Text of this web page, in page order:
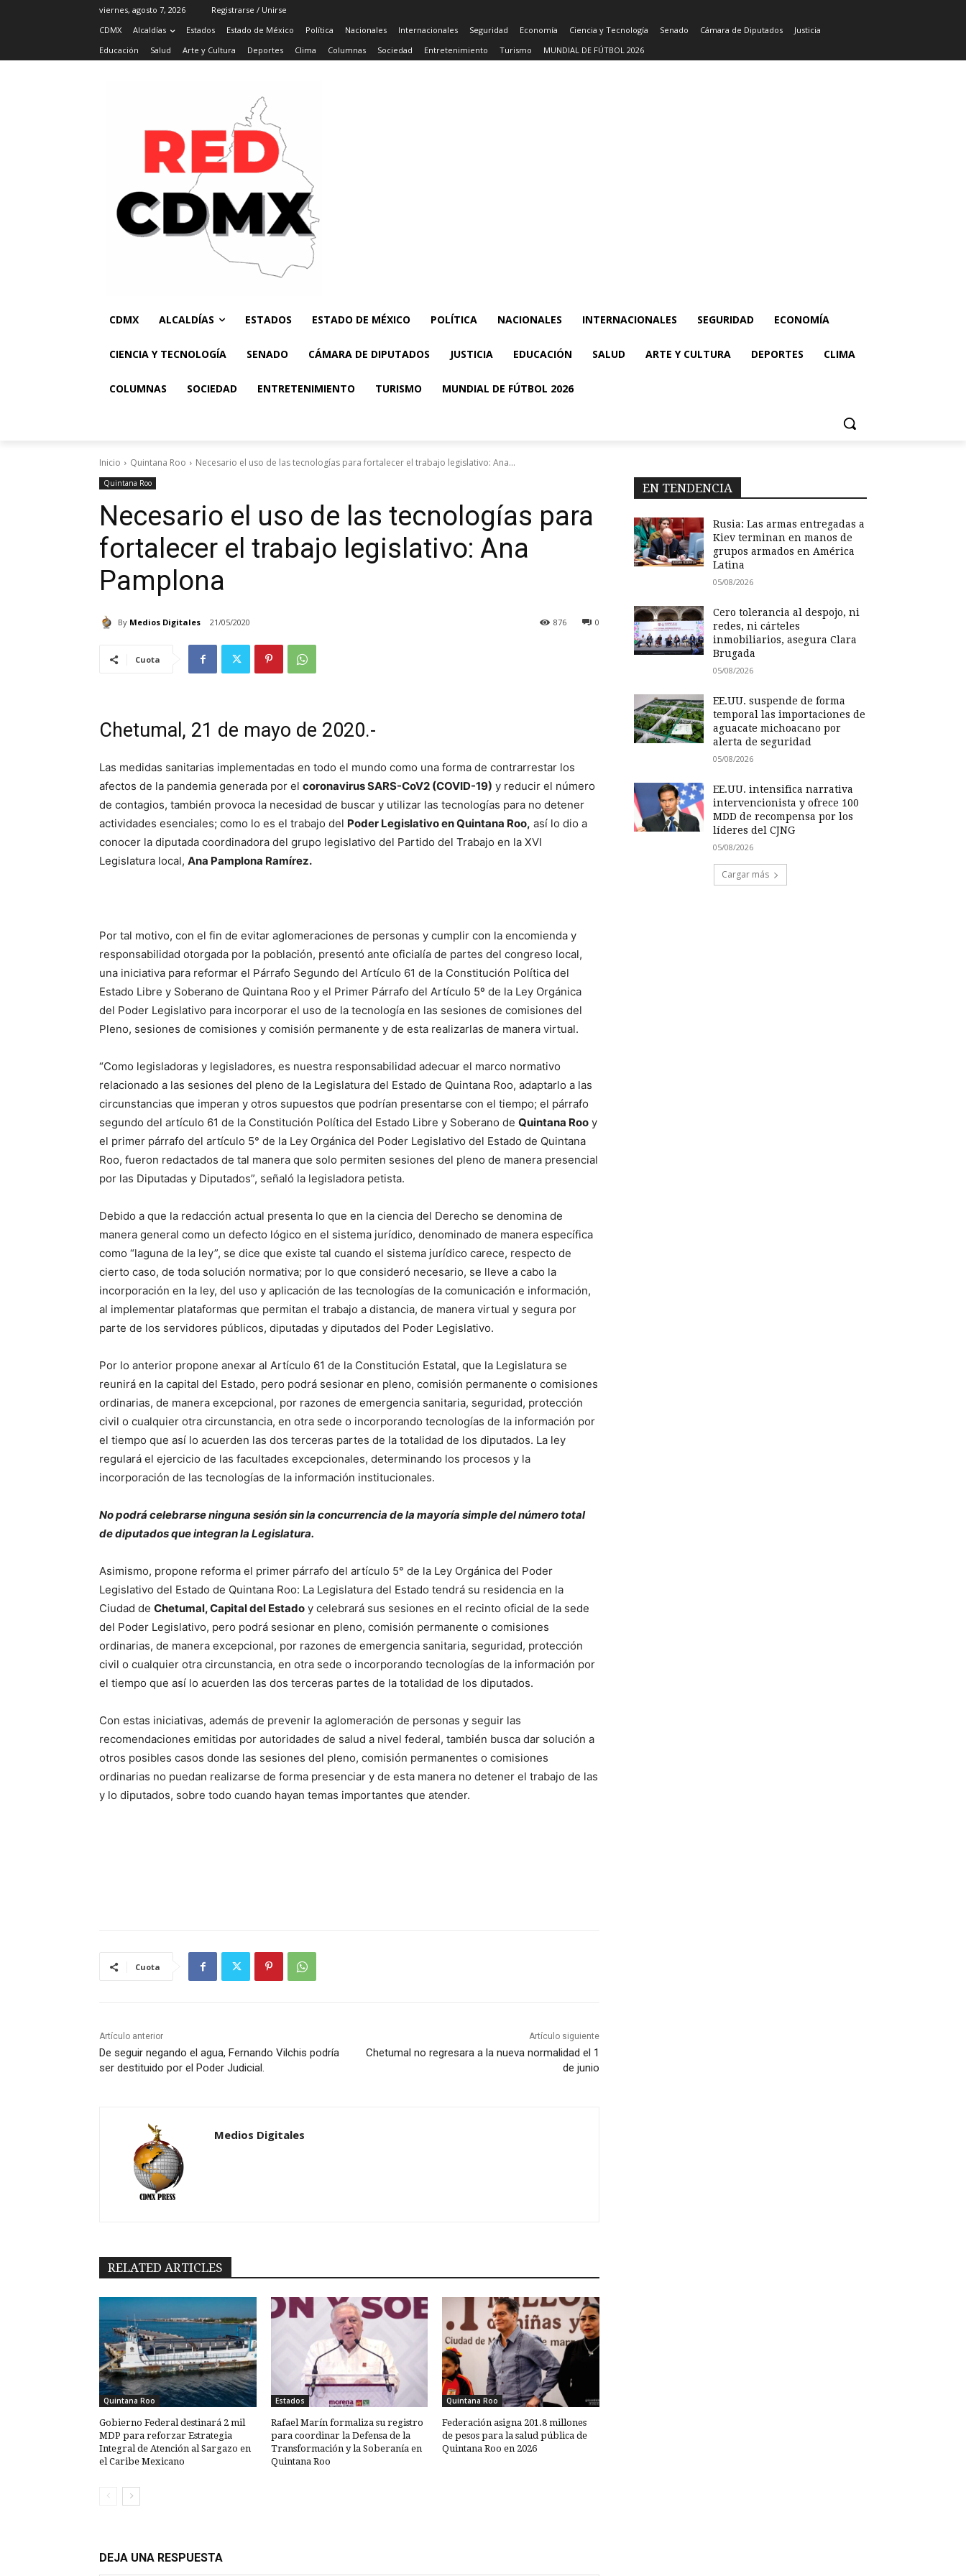
viernes, agosto 7, 2026
Registrarse / Unirse
CDMX
Alcaldías Estados Estado de México Política Nacionales Internacionales Seguridad Economía Ciencia y Tecnología Senado Cámara de Diputados
Justicia
Educación
Salud Arte y Cultura Deportes Clima Columnas Sociedad Entretenimiento Turismo MUNDIAL DE FÚTBOL 2026
CDMX ALCALDÍAS ESTADOS ESTADO DE MÉXICO POLÍTICA NACIONALES INTERNACIONALES SEGURIDAD ECONOMÍA
CIENCIA Y TECNOLOGÍA SENADO CÁMARA DE DIPUTADOS JUSTICIA EDUCACIÓN SALUD ARTE Y CULTURA DEPORTES CLIMA
COLUMNAS SOCIEDAD ENTRETENIMIENTO TURISMO MUNDIAL DE FÚTBOL 2026
Inicio Quintana Roo Necesario el uso de las tecnologías para fortalecer el trabajo legislativo: Ana...
Quintana Roo
Necesario el uso de las tecnologías para
fortalecer el trabajo legislativo: Ana
Pamplona
By Medios Digitales 21/05/2020 0
876
Cuota
Chetumal, 21 de mayo de 2020.-
Las medidas sanitarias implementadas en todo el mundo como una forma de contrarrestar los
afectos de la pandemia generada por el coronavirus SARS-CoV2 (COVID-19) y reducir el número
de contagios, también provoca la necesidad de buscar y utilizar las tecnologías para no detener
actividades esenciales; como lo es el trabajo del Poder Legislativo en Quintana Roo, así lo dio a
conocer la diputada coordinadora del grupo legislativo del Partido del Trabajo en la XVI
Legislatura local, Ana Pamplona Ramírez.
Por tal motivo, con el fin de evitar aglomeraciones de personas y cumplir con la encomienda y
responsabilidad otorgada por la población, presentó ante oficialía de partes del congreso local,
una iniciativa para reformar el Párrafo Segundo del Artículo 61 de la Constitución Política del
Estado Libre y Soberano de Quintana Roo y el Primer Párrafo del Artículo 5º de la Ley Orgánica
del Poder Legislativo para incorporar el uso de la tecnología en las sesiones de comisiones del
Pleno, sesiones de comisiones y comisión permanente y de esta realizarlas de manera virtual.
“Como legisladoras y legisladores, es nuestra responsabilidad adecuar el marco normativo
relacionado a las sesiones del pleno de la Legislatura del Estado de Quintana Roo, adaptarlo a las
circunstancias que imperan y otros supuestos que podrían presentarse con el tiempo; el párrafo
segundo del artículo 61 de la Constitución Política del Estado Libre y Soberano de Quintana Roo y
el primer párrafo del artículo 5° de la Ley Orgánica del Poder Legislativo del Estado de Quintana
Roo, fueron redactados de tal manera que solo permiten sesiones del pleno de manera presencial
por las Diputadas y Diputados”, señaló la legisladora petista.
Debido a que la redacción actual presenta lo que en la ciencia del Derecho se denomina de
manera general como un defecto lógico en el sistema jurídico, denominado de manera específica
como “laguna de la ley”, se dice que existe tal cuando el sistema jurídico carece, respecto de
cierto caso, de toda solución normativa; por lo que consideró necesario, se lleve a cabo la
incorporación en la ley, del uso y aplicación de las tecnologías de la comunicación e información,
al implementar plataformas que permitan el trabajo a distancia, de manera virtual y segura por
parte de los servidores públicos, diputadas y diputados del Poder Legislativo.
Por lo anterior propone anexar al Artículo 61 de la Constitución Estatal, que la Legislatura se
reunirá en la capital del Estado, pero podrá sesionar en pleno, comisión permanente o comisiones
ordinarias, de manera excepcional, por razones de emergencia sanitaria, seguridad, protección
civil o cualquier otra circunstancia, en otra sede o incorporando tecnologías de la información por
el tiempo que así lo acuerden las dos terceras partes de la totalidad de los diputados. La ley
regulará el ejercicio de las facultades excepcionales, determinando los procesos y la
incorporación de las tecnologías de la información institucionales.
No podrá celebrarse ninguna sesión sin la concurrencia de la mayoría simple del número total
de diputados que integran la Legislatura.
Asimismo, propone reforma el primer párrafo del artículo 5° de la Ley Orgánica del Poder
Legislativo del Estado de Quintana Roo: La Legislatura del Estado tendrá su residencia en la
Ciudad de Chetumal, Capital del Estado y celebrará sus sesiones en el recinto oficial de la sede
del Poder Legislativo, pero podrá sesionar en pleno, comisión permanente o comisiones
ordinarias, de manera excepcional, por razones de emergencia sanitaria, seguridad, protección
civil o cualquier otra circunstancia, en otra sede o incorporando tecnologías de la información por
el tiempo que así lo acuerden las dos terceras partes de la totalidad de los diputados.
Con estas iniciativas, además de prevenir la aglomeración de personas y seguir las
recomendaciones emitidas por autoridades de salud a nivel federal, también busca dar solución a
otros posibles casos donde las sesiones del pleno, comisión permanentes o comisiones
ordinarias no puedan realizarse de forma presenciar y de esta manera no detener el trabajo de las
y lo diputados, sobre todo cuando hayan temas importantes que atender.
Cuota
Artículo anterior
De seguir negando el agua, Fernando Vilchis podría
ser destituido por el Poder Judicial.
Artículo siguiente
Chetumal no regresara a la nueva normalidad el 1
de junio
Medios Digitales
RELATED ARTICLES
Quintana Roo
Gobierno Federal destinará 2 mil
MDP para reforzar Estrategia
Integral de Atención al Sargazo en
el Caribe Mexicano
Estados
Rafael Marín formaliza su registro
para coordinar la Defensa de la
Transformación y la Soberanía en
Quintana Roo
Quintana Roo
Federación asigna 201.8 millones
de pesos para la salud pública de
Quintana Roo en 2026
DEJA UNA RESPUESTA
EN TENDENCIA
Rusia: Las armas entregadas a
Kiev terminan en manos de
grupos armados en América
Latina
05/08/2026
Cero tolerancia al despojo, ni
redes, ni cárteles
inmobiliarios, asegura Clara
Brugada
05/08/2026
EE.UU. suspende de forma
temporal las importaciones de
aguacate michoacano por
alerta de seguridad
05/08/2026
EE.UU. intensifica narrativa
intervencionista y ofrece 100
MDD de recompensa por los
líderes del CJNG
05/08/2026
Cargar más